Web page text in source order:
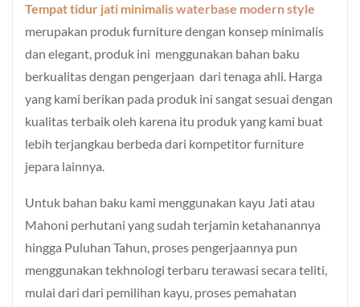
Tempat tidur jati minimaliswaterbase modern style
merupakan produk furniture dengan konsep minimalis
dan elegant, produk ini menggunakan bahan baku
berkualitas dengan pengerjaan dari tenaga ahli. Harga
yang kami berikan pada produk ini sangat sesuai dengan
kualitas terbaik oleh karena itu produk yang kami buat
lebih terjangkau berbeda dari kompetitor furniture
jepara lainnya.
Untuk bahan baku kami menggunakan kayu Jati atau
Mahoni perhutani yang sudah terjamin ketahanannya
hingga Puluhan Tahun, proses pengerjaannya pun
menggunakan tekhnologi terbaru terawasi secara teliti,
mulai dari dari pemilihan kayu, proses pemahatan